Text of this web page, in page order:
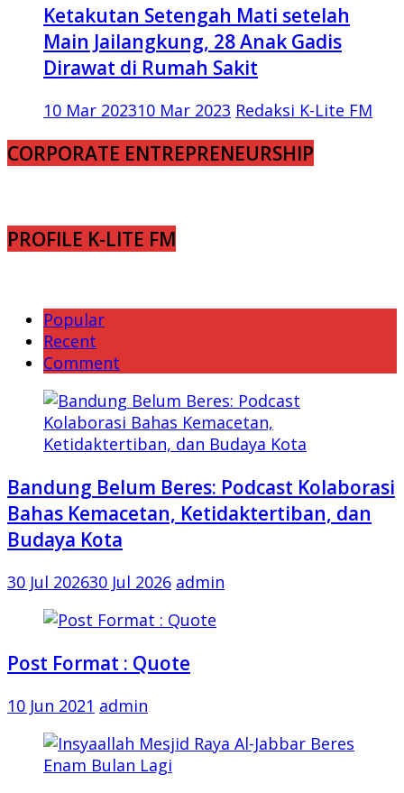
Ketakutan Setengah Mati setelah
Main Jailangkung, 28 Anak Gadis
Dirawat di Rumah Sakit
10 Mar 202310 Mar 2023 Redaksi K-Lite FM
CORPORATE ENTREPRENEURSHIP
PROFILE K-LITE FM
Popular
Recent
Comment
Bandung Belum Beres: Podcast Kolaborasi
Bahas Kemacetan, Ketidaktertiban, dan
Budaya Kota
30 Jul 202630 Jul 2026 admin
Post Format : Quote
10 Jun 2021 admin